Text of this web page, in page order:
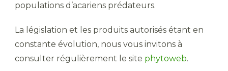
populations d’acariens prédateurs.
La législation et les produits autorisés étant en
constante évolution, nous vous invitons à
consulter régulièrement le site phytoweb.